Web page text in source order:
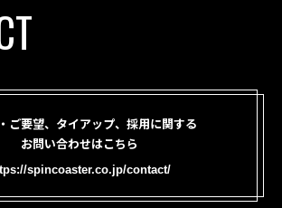
ご要望、タイアップ、採用に関する
お問い合わせはこちら
spincoaster.co.jp/contact/